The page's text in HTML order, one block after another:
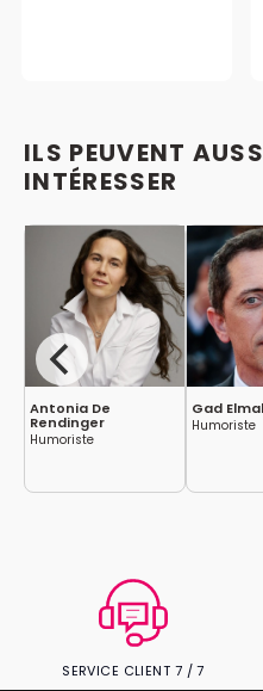
ILS PEUVENT
INTÉRESSER
Antonia De
Rendinger
Humoriste
Gad
Humoriste
SERVICE CLIENT 7 / 7